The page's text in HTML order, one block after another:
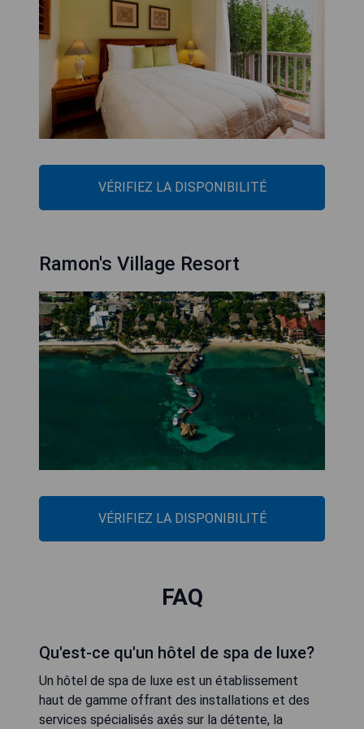
VÉRIFIEZ LA DISPONIBILITÉ
Ramon's Village Resort
VÉRIFIEZ LA DISPONIBILITÉ
FAQ
Qu'est-ce qu'un hôtel de spa de luxe?
Un hôtel de spa de luxe est un établissement
haut de gamme offrant des installations et des
services spécialisés axés sur la détente, la